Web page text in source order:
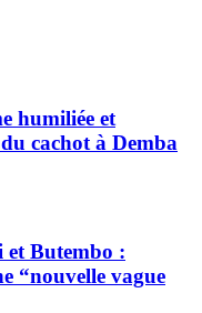
humiliée et
du cachot à Demba
et Butembo :
“nouvelle vague